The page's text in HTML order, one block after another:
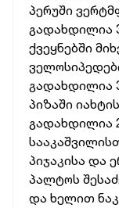
პერუში
გადახდილია
ქვეყნებში
გადახდილია
პიზაში
გადახდილია
პიჯაკისა და
პალტოს
და ხელით